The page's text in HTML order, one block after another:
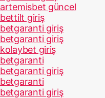
artemisbet güncel
bettilt giriş
betgaranti giriş
betgaranti giriş
kolaybet giriş
betgaranti
betgaranti giriş
betgaranti
betgaranti giriş